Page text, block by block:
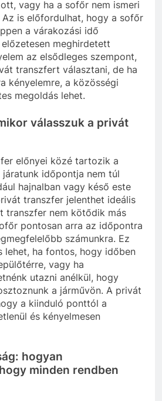
vagy ha a sofőr nem ismeri
is előfordulhat, hogy a sofőr
a várakozási idő
meghirdetett
az elsődleges szempont,
transzfert választani, de ha
kényelemre, a közösségi
megoldás lehet.
válasszuk a privát
előnyei közé tartozik a
járatunk időpontja nem túl
hajnalban vagy késő este
transzfer jelenthet ideális
transzfer nem kötődik más
pontosan arra az időpontra
számunkra. Ez
lehet, ha fontos, hogy időben
vagy ha
utazni anélkül, hogy
a járművön. A privát
a kiinduló ponttól a
és kényelmesen
hogyan
minden rendben